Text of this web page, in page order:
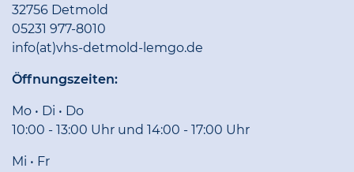
32756 Detmold
05231 977-8010
info(at)vhs-detmold-lemgo.de
Öffnungszeiten:
Mo • Di • Do
10:00 - 13:00 Uhr und 14:00 - 17:00 Uhr
Mi • Fr